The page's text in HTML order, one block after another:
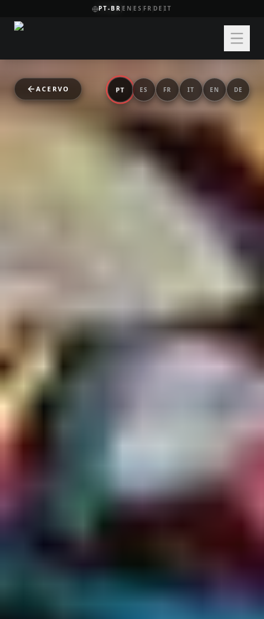
PT-BR EN ES FR DE IT
ACERVO PT ES FR IT EN DE